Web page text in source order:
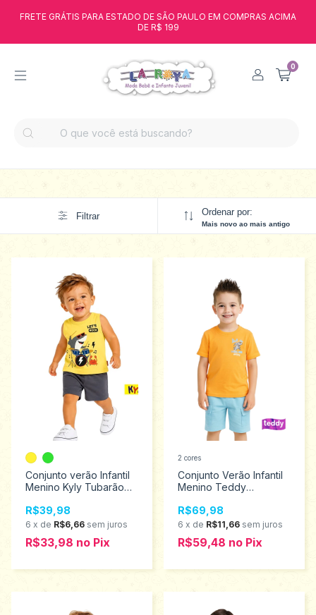
FRETE GRÁTIS PARA ESTADO DE SÃO PAULO EM COMPRAS ACIMA
DE R$ 199
0
Filtrar Ordenar por:
Mais novo ao mais antigo
Conjunto verão Infantil
Menino Kyly Tubarão
1001863
R$39,98
6 x de R$6,66 sem juros
R$33,98 no Pix
Conjunto Verão Infantil
Menino Teddy
R$69,98
6 x de R$11,66 sem juros
R$59,48 no Pix
2 cores